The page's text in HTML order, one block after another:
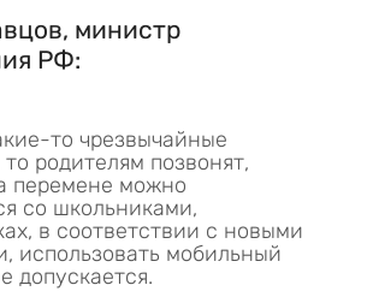
министр
РФ:
то чрезвычайные
родителям позвонят,
перемене можно
со школьниками,
в соответствии с новыми
использовать мобильный
допускается.